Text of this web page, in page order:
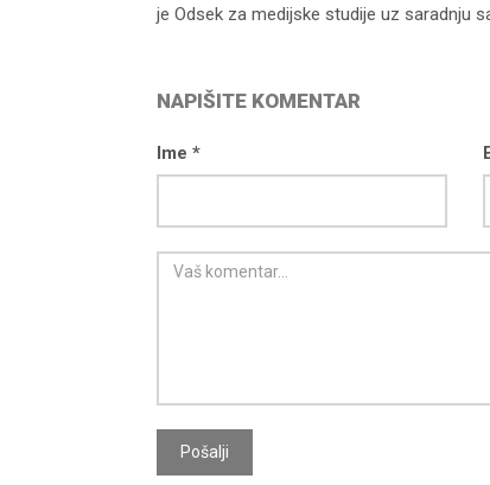
je Odsek za medijske studije uz saradnju
NAPIŠITE KOMENTAR
Ime *
Pošalji